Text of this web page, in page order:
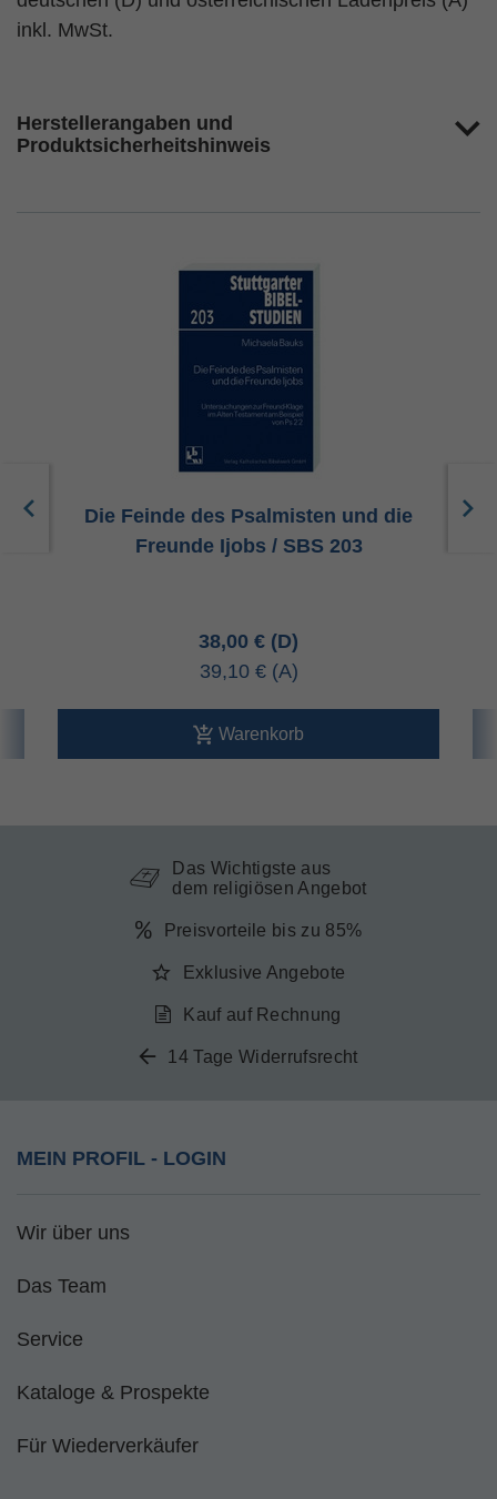
inkl. MwSt.
Herstellerangaben und
Produktsicherheitshinweis
Die Feinde des Psalmisten und die
Freunde Ijobs / SBS 203
38,00 €
39,10 €
Warenkorb
Das Wichtigste aus
dem religiösen Angebot
Preisvorteile bis zu 85%
Exklusive Angebote
Kauf auf Rechnung
14 Tage Widerrufsrecht
MEIN PROFIL - LOGIN
Wir über uns
Das Team
Service
Kataloge & Prospekte
Für Wiederverkäufer